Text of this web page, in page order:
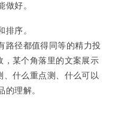
好。
序。
路径都值得同等的精力投
，某个角落里的文案展示
什么重点测、什么可以
理解。